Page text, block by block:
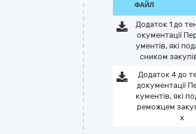
ФАЙЛ
Додаток 1 до
окументації
ументів, які
сником
Додаток 4 до
документації
кументів, які
реможцем
x